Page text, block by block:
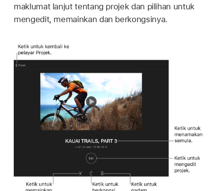
maklumat lanjut tentang projek dan pilihan untuk
mengedit, memainkan dan berkongsinya.